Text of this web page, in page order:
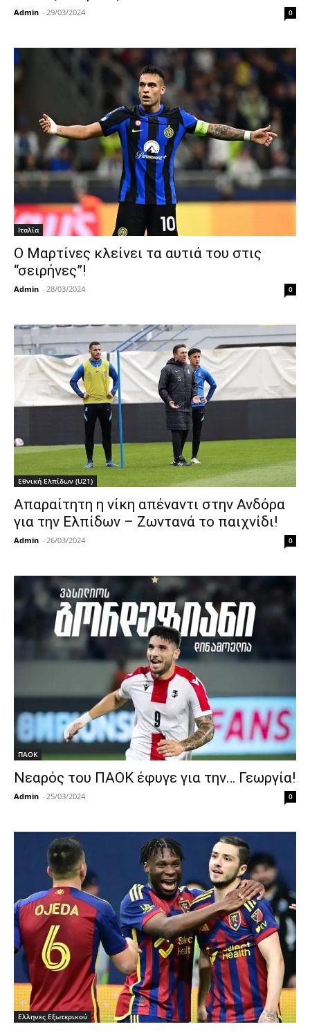
Admin - 29/03/2024 0
Ιταλία
Ο Μαρτίνες κλείνει τα αυτιά του στις
“σειρήνες”!
Admin - 28/03/2024 0
Εθνική Ελπίδων (U21)
Απαραίτητη η νίκη απέναντι στην Ανδόρα
για την Ελπίδων – Ζωντανά το παιχνίδι!
Admin - 26/03/2024 0
ΠΑΟΚ
Νεαρός του ΠΑΟΚ έφυγε για την… Γεωργία!
Admin - 25/03/2024 0
Ελληνες Εξωτερικού